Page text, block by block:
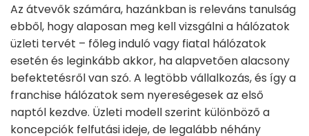
Az átvevők számára, hazánkban is releváns tanulság
ebből, hogy alaposan meg kell vizsgálni a hálózatok
üzleti tervét – főleg induló vagy fiatal hálózatok
esetén és leginkább akkor, ha alapvetően alacsony
befektetésről van szó. A legtöbb vállalkozás, és így a
franchise hálózatok sem nyereségesek az első
naptól kezdve. Üzleti modell szerint különböző a
koncepciók felfutási ideje, de legalább néhány